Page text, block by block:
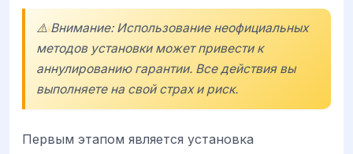
⚠️ Внимание: Использование неофициальных
методов установки может привести к
аннулированию гарантии. Все действия вы
выполняете на свой страх и риск.
Первым этапом является установка